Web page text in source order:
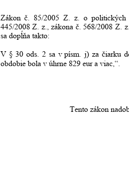
Zákon č. 85/2005 Z. z. o politických
445/2008 Z. z., zákona č. 568/2008 Z.
sa dopĺňa takto:
V § 30 ods. 2 sa v písm. j) za čiarku
obdobie bola v úhrne 829 eur a viac,“.
Tento zákon